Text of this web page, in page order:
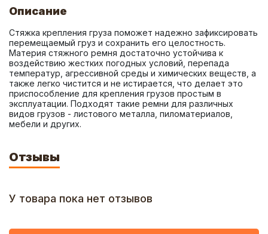
Описание
Стяжка крепления груза поможет надежно зафиксировать
перемещаемый груз и сохранить его целостность.
Материя стяжного ремня достаточно устойчива к
воздействию жестких погодных условий, перепада
температур, агрессивной среды и химических веществ, а
также легко чистится и не истирается, что делает это
приспособление для крепления грузов простым в
эксплуатации. Подходят такие ремни для различных
видов грузов - листового металла, пиломатериалов,
мебели и других.
Отзывы
У товара пока нет отзывов